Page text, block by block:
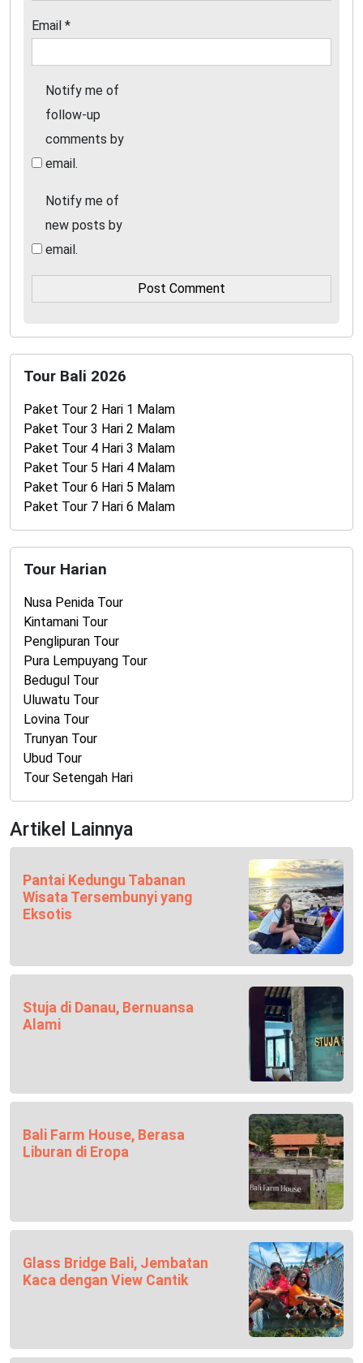
Email *
Notify me of
follow-up
comments by
email.
Notify me of
new posts by
email.
Tour Bali 2026
Paket Tour 2 Hari 1 Malam
Paket Tour 3 Hari 2 Malam
Paket Tour 4 Hari 3 Malam
Paket Tour 5 Hari 4 Malam
Paket Tour 6 Hari 5 Malam
Paket Tour 7 Hari 6 Malam
Tour Harian
Nusa Penida Tour
Kintamani Tour
Penglipuran Tour
Pura Lempuyang Tour
Bedugul Tour
Uluwatu Tour
Lovina Tour
Trunyan Tour
Ubud Tour
Tour Setengah Hari
Artikel Lainnya
Pantai Kedungu Tabanan
Wisata Tersembunyi yang
Eksotis
Stuja di Danau, Bernuansa
Alami
Bali Farm House, Berasa
Liburan di Eropa
Glass Bridge Bali, Jembatan
Kaca dengan View Cantik